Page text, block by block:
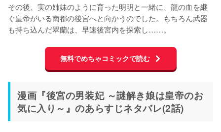
その後、実の姉妹のように育った明明と一緒に、龍の血を継
ぐ皇帝がいる南都の後宮へと向かうのでした。もちろん武器
も持ち込んだ翠蘭は、早速後宮内を探索し……。
無料でめちゃコミックで読む
漫画『後宮の男装妃 ～謎解き娘は皇帝のお
気に入り～』のあらすじネタバレ(2話)